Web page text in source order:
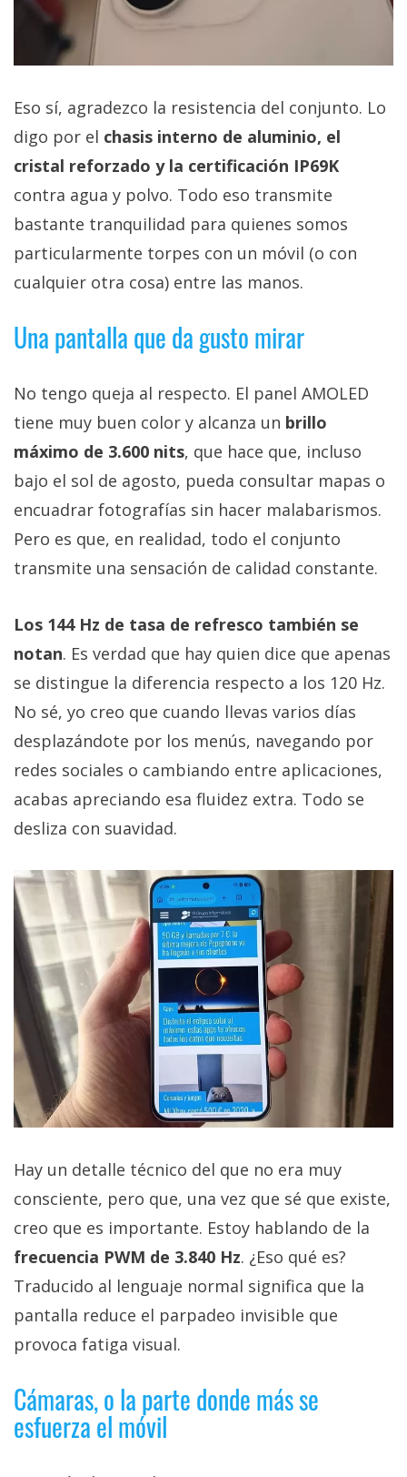
Eso sí, agradezco la resistencia del conjunto. Lo
digo por el chasis interno de aluminio, el
cristal reforzado y la certificación IP69K
contra agua y polvo. Todo eso transmite
bastante tranquilidad para quienes somos
particularmente torpes con un móvil (o con
cualquier otra cosa) entre las manos.
Una pantalla que da gusto mirar
No tengo queja al respecto. El panel AMOLED
tiene muy buen color y alcanza un brillo
máximo de 3.600 nits, que hace que, incluso
bajo el sol de agosto, pueda consultar mapas o
encuadrar fotografías sin hacer malabarismos.
Pero es que, en realidad, todo el conjunto
transmite una sensación de calidad constante.
Los 144 Hz de tasa de refresco también se
notan. Es verdad que hay quien dice que apenas
se distingue la diferencia respecto a los 120 Hz.
No sé, yo creo que cuando llevas varios días
desplazándote por los menús, navegando por
redes sociales o cambiando entre aplicaciones,
acabas apreciando esa fluidez extra. Todo se
desliza con suavidad.
Hay un detalle técnico del que no era muy
consciente, pero que, una vez que sé que existe,
creo que es importante. Estoy hablando de la
frecuencia PWM de 3.840 Hz. ¿Eso qué es?
Traducido al lenguaje normal significa que la
pantalla reduce el parpadeo invisible que
provoca fatiga visual.
Cámaras, o la parte donde más se
esfuerza el móvil